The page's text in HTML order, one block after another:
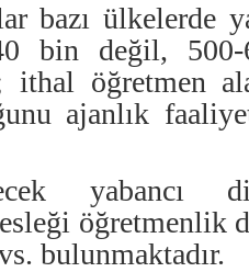
bazı ülkelerde
bin değil,
ithal öğretmen
ajanlık
yabancı
öğretmenlik
bulunmaktadır.